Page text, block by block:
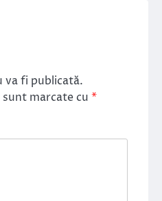
va fi publicată.
marcate cu *